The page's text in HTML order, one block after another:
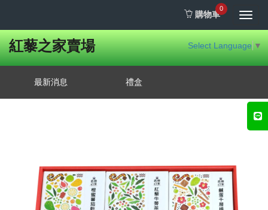
Select Language ▼
0
購物車
紅藜之家賣場
最新消息 禮盒